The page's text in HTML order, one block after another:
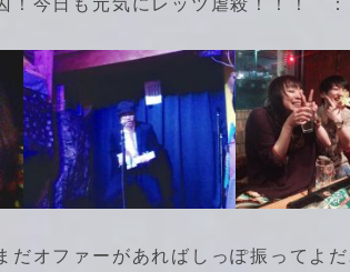
オファーがあればしっぽ振ってよ